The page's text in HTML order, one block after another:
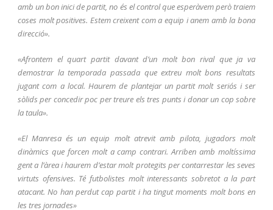
amb un bon inici de partit, no és el control que esperàvem però traiem
coses molt positives. Estem creixent com a equip i anem amb la bona
direcció».
«Afrontem el quart partit davant d’un molt bon rival que ja va
demostrar la temporada passada que extreu molt bons resultats
jugant com a local. Haurem de plantejar un partit molt seriós i ser
sòlids per concedir poc per treure els tres punts i donar un cop sobre
la taula».
«El Manresa és un equip molt atrevit amb pilota, jugadors molt
dinàmics que forcen molt a camp contrari. Arriben amb moltíssima
gent a l’àrea i haurem d’estar molt protegits per contarrestar les seves
virtuts ofensives. Té futbolistes molt interessants sobretot a la part
atacant. No han perdut cap partit i ha tingut moments molt bons en
les tres jornades»